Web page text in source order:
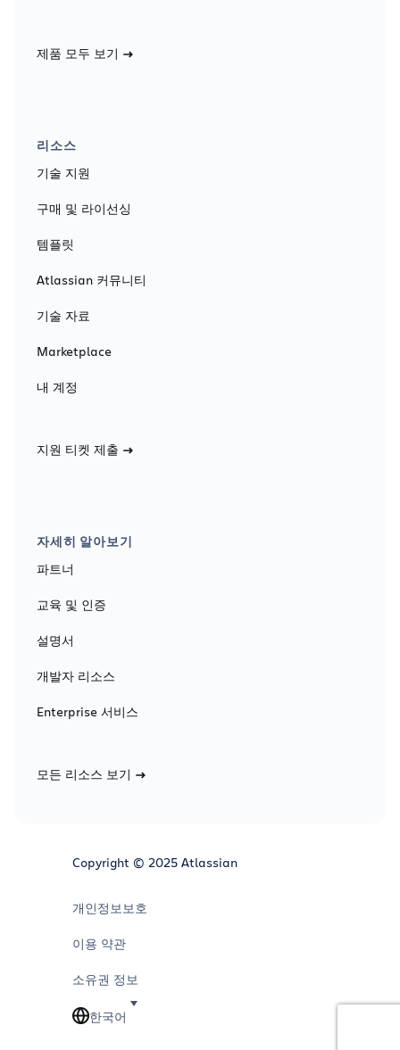
제품 모두 보기
리소스
기술 지원
구매 및 라이선싱
템플릿
Atlassian 커뮤니티
기술 자료
Marketplace
내 계정
지원 티켓 제출
자세히 알아보기
파트너
교육 및 인증
설명서
개발자 리소스
Enterprise 서비스
모든 리소스 보기
Copyright © 2025 Atlassian
개인정보보호
이용 약관
소유권 정보